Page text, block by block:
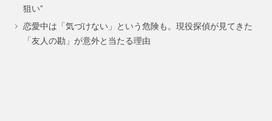
狙い”
恋愛中は「気づけない」という危険も。現役探偵が見てきた
「友人の勘」が意外と当たる理由